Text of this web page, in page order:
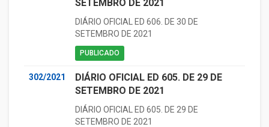
SETEMBRO DE 2021
DIÁRIO OFICIAL ED 606. DE 30 DE
SETEMBRO DE 2021
PUBLICADO
302/2021
DIÁRIO OFICIAL ED 605. DE 29 DE
SETEMBRO DE 2021
DIÁRIO OFICIAL ED 605. DE 29 DE
SETEMBRO DE 2021